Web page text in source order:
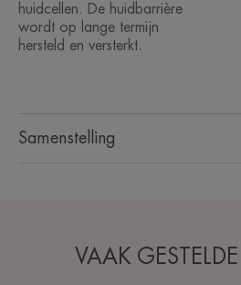
Samenstelling
huidcellen. De huidbarrière
wordt op lange termijn
hersteld en versterkt.
VAAK